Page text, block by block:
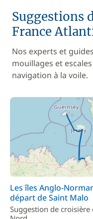
Suggestions
France
Nos experts et
mouillages et
navigation à la voile.
Les îles Anglo-
départ de Saint Malo
Suggestion de croisière